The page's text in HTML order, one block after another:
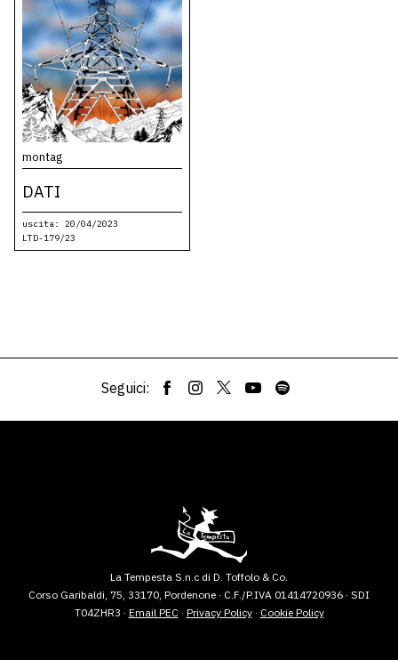
montag
DATI
uscita: 20/04/2023
LTD-179/23
Seguici:
La Tempesta S.n.c di D. Toffolo & Co.
Corso Garibaldi, 75, 33170, Pordenone · C.F./P.IVA 01414720936 · SDI
T04ZHR3 · Email PEC · Privacy Policy· Cookie Policy